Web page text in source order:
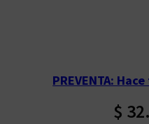
PREVENTA:
$